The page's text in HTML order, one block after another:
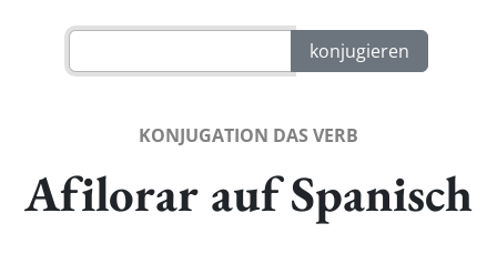
KONJUGATION DAS VERB
Afilorar auf Spanisch